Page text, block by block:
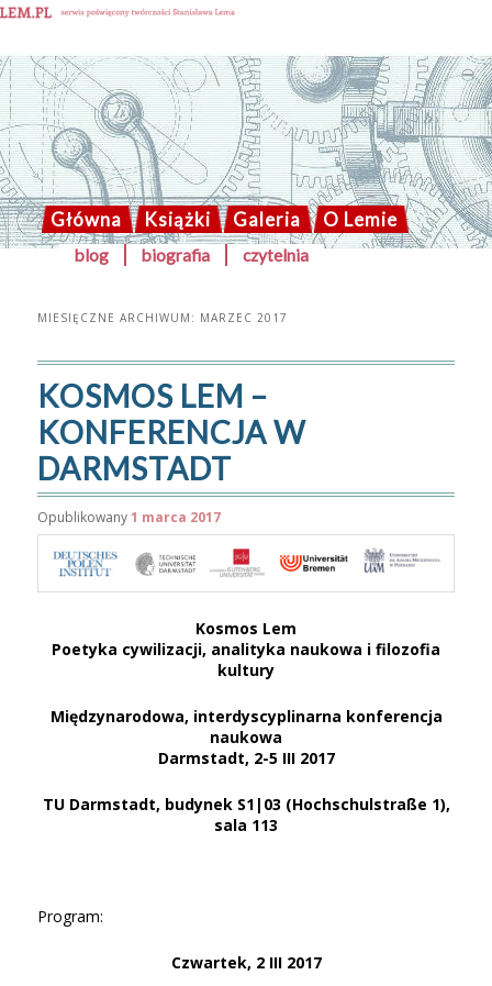
Solaris blog
Główna Książki Galeria O Lemie
GŁÓWNE
Przeskocz
do
Przeskocz
do
blog biografia czytelnia
MIESIĘCZNE ARCHIWUM: MARZEC 2017
KOSMOS LEM –
KONFERENCJA W
DARMSTADT
Opublikowany1 marca 2017
Kosmos Lem
Poetyka cywilizacji, analityka naukowa i filozofia
kultury
Międzynarodowa, interdyscyplinarna konferencja
naukowa
Darmstadt, 2-5 III 2017
TU Darmstadt, budynek S1|03 (Hochschulstraße 1),
sala 113
Program:
Czwartek, 2 III 2017